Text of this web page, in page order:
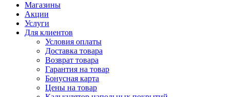
Магазины
Акции
Услуги
Для клиентов
Условия оплаты
Доставка товара
Возврат товара
Гарантия на товар
Бонусная карта
Цены на товар